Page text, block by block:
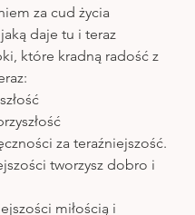
za cud życia
daje tu i teraz
które kradną radość z
za teraźniejszość.
tworzysz dobro i
miłością i